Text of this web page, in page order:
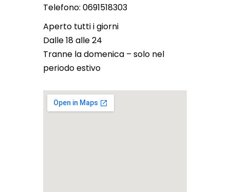
Telefono: 0691518303
Aperto tutti i giorni
Dalle 18 alle 24
Tranne la domenica – solo nel
periodo estivo